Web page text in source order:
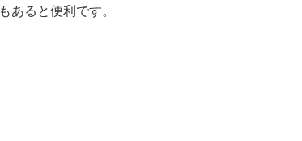
もあると便利です。